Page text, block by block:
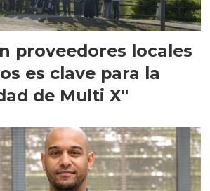
proveedores locales
es clave para la
de Multi X"